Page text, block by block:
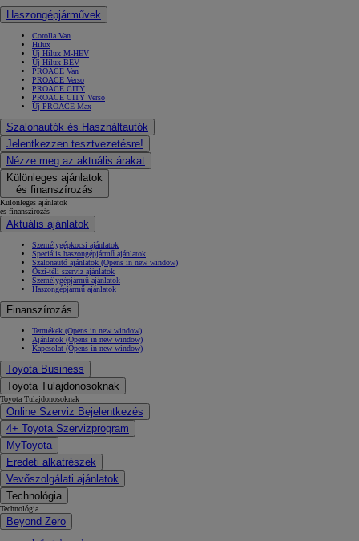
Haszongépjárművek
Corolla Van
Hilux
Új Hilux M-HEV
Új Hilux BEV
PROACE Van
PROACE Verso
PROACE CITY
PROACE CITY Verso
Új PROACE Max
Szalonautók és Használtautók
Jelentkezzen tesztvezetésre!
Nézze meg az aktuális árakat
Különleges ajánlatok
és finanszírozás
Különleges ajánlatok
és finanszírozás
Aktuális ajánlatok
Személygépkocsi ajánlatok
Speciális haszongépjármű ajánlatok
Szalonautó ajánlatok (Opens in new window)
Őszi-téli szerviz ajánlatok
Személygépjármű ajánlatok
Haszongépjármű ajánlatok
Finanszírozás
Termékek (Opens in new window)
Ajánlatok (Opens in new window)
Kapcsolat (Opens in new window)
Toyota Business
Toyota Tulajdonosoknak
Toyota Tulajdonosoknak
Online Szerviz Bejelentkezés
4+ Toyota Szervizprogram
MyToyota
Eredeti alkatrészek
Vevőszolgálati ajánlatok
Technológia
Technológia
Beyond Zero